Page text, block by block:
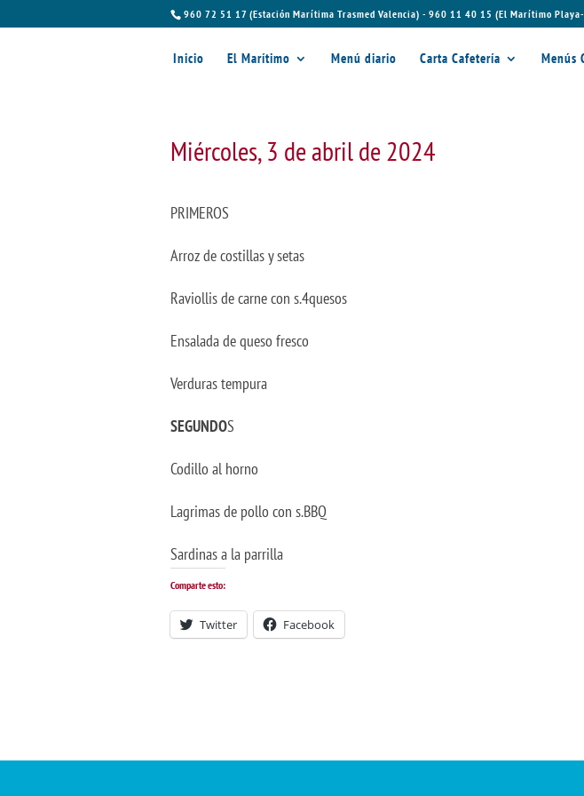
960 72 51 17 (Estación Marítima Trasmed Valencia) - 960 11 40 15 (El Marítimo
Inicio El Marítimo Menú diario Carta Cafetería Menús
Miércoles, 3 de abril de 2024
PRIMEROS
Arroz de costillas y setas
Raviollis de carne con s.4quesos
Ensalada de queso fresco
Verduras tempura
SEGUNDOS
Codillo al horno
Lagrimas de pollo con s.BBQ
Sardinas a la parrilla
Comparte esto:
Twitter Facebook